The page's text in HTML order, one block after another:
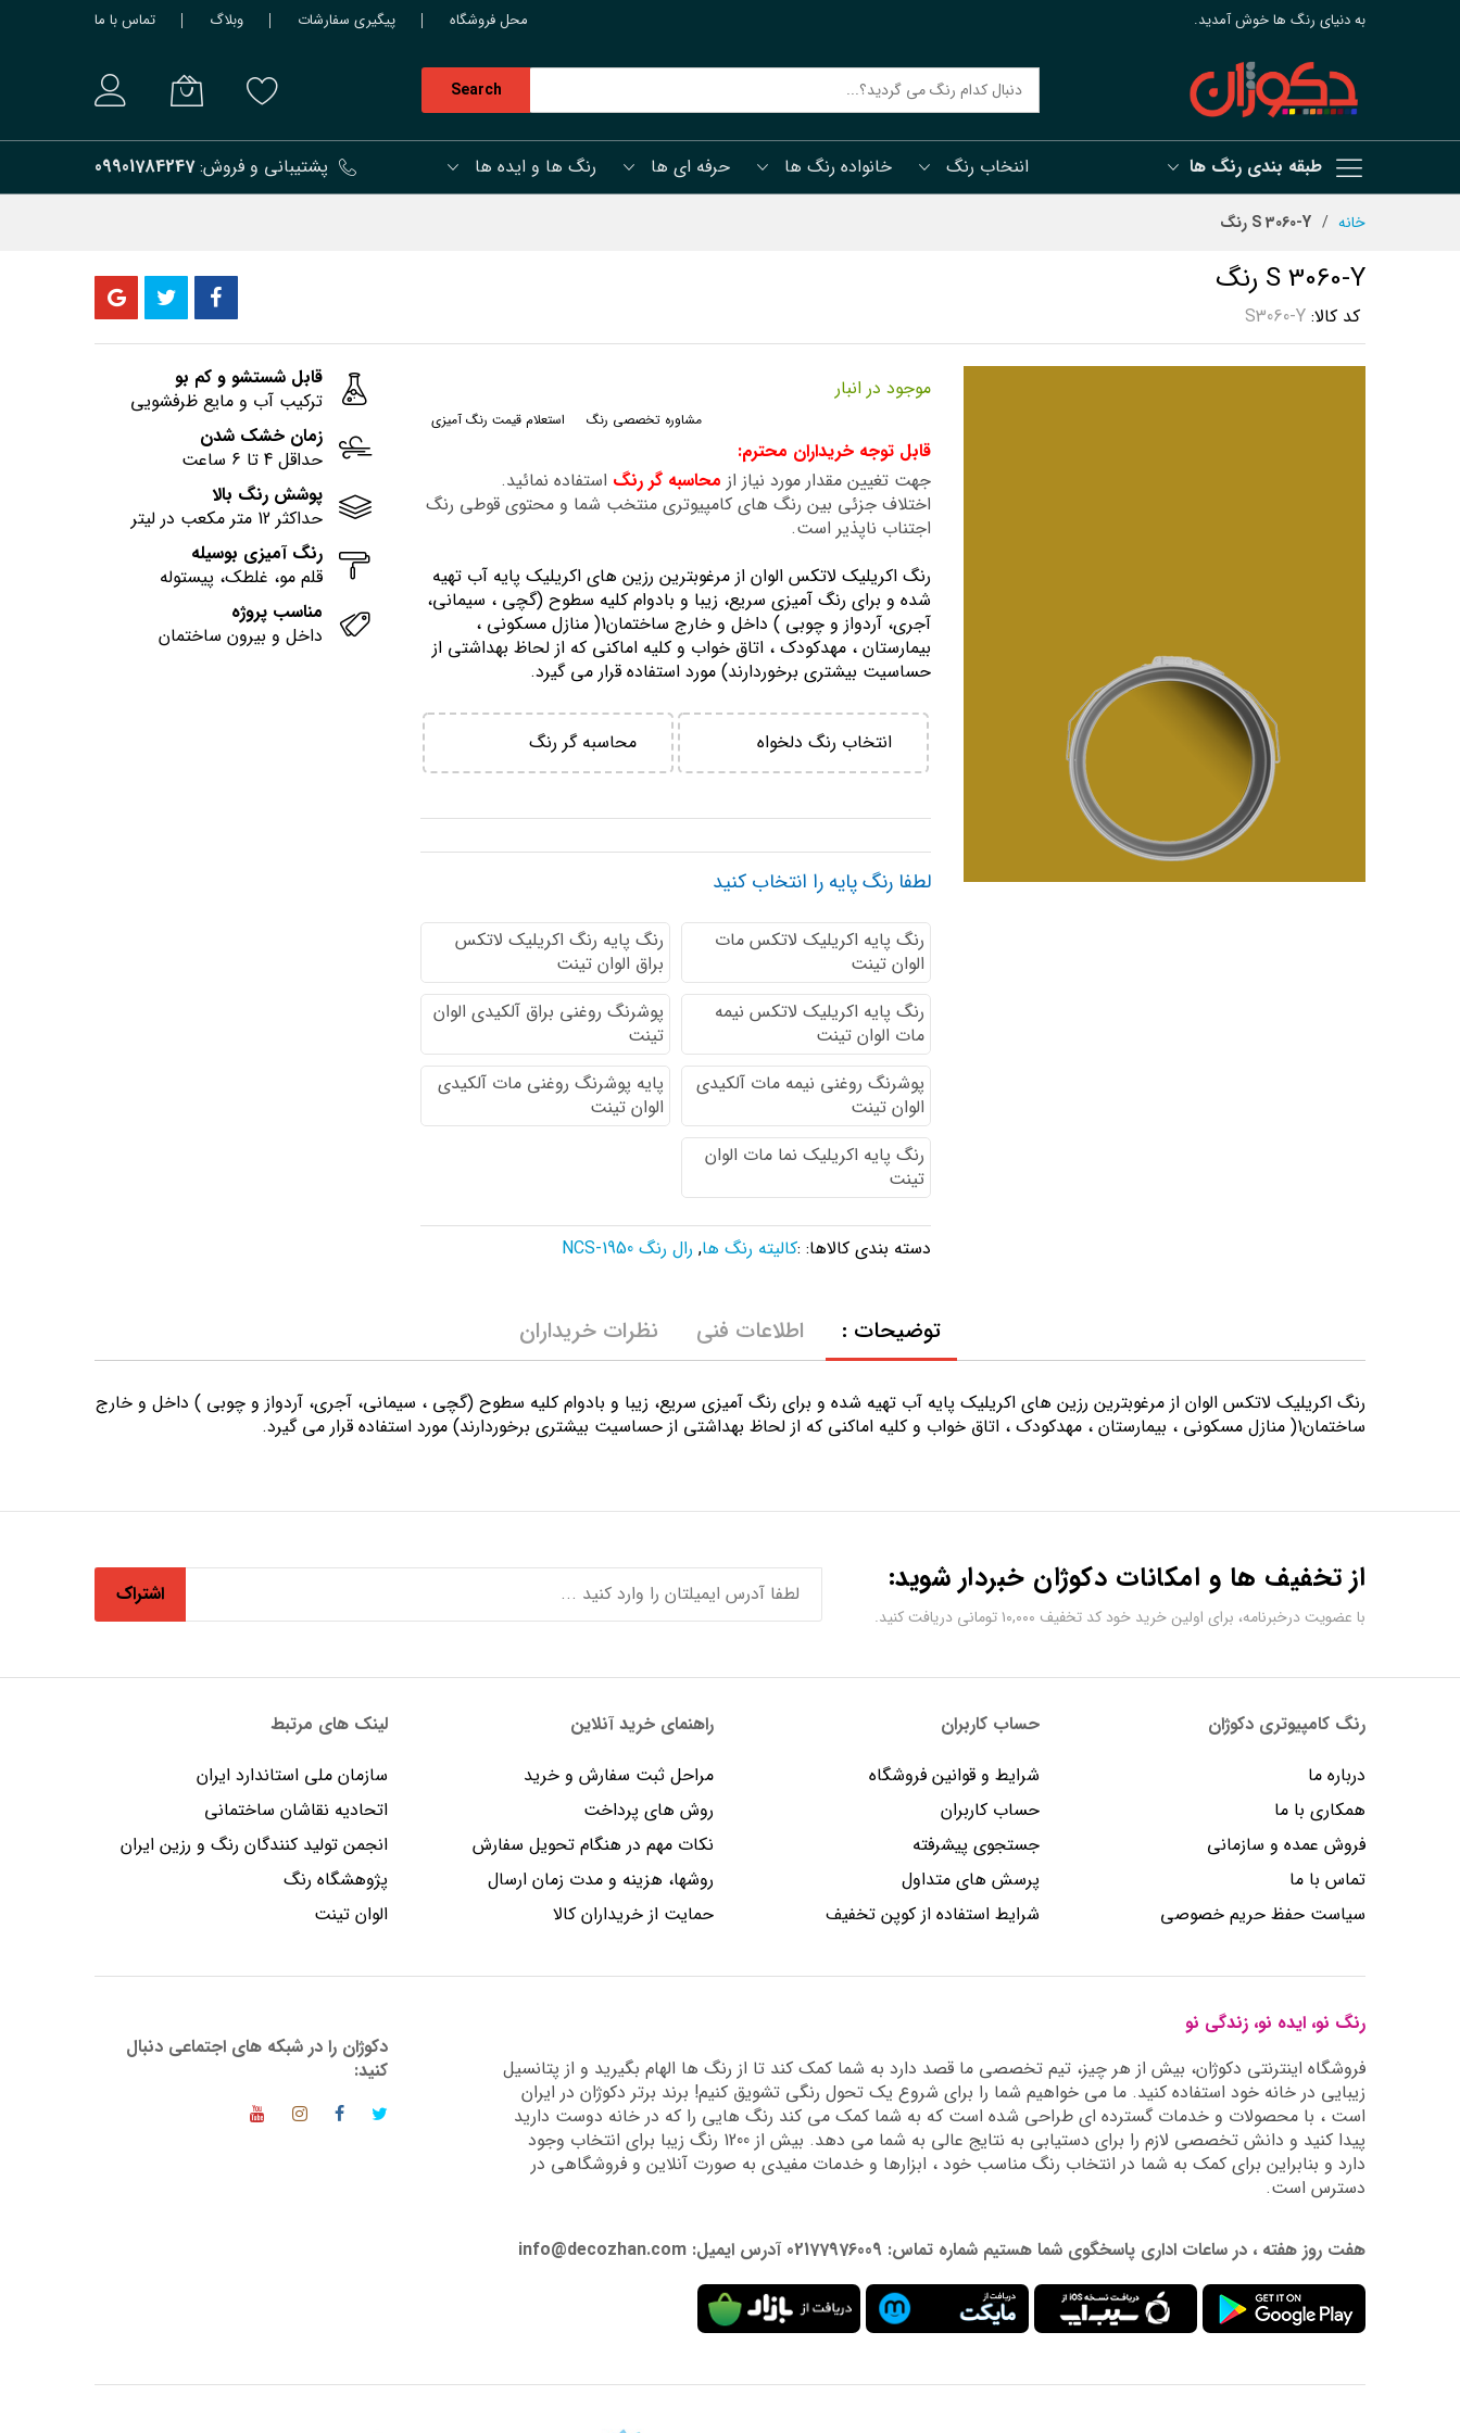
به دنیای رنگ ها خوش آمدید. محل فروشگاه پیگیری سفارشات وبلاگ تماس با ما
طبقه بندی رنگ ها
Search
اننخاب رنگ خانواده رنگ ها حرفه ای ها رنگ ها و ایده ها پشتیبانی و فروش:09901784247
خانه S 3060-Y رنگ
S 3060-Y رنگ
کد کالا S3060-Y
موجود در انبار
استعلام قیمت رنگ آمیزی مشاوره تخصصی رنگ
قابل توجه خریداران محترم:
جهت تغیین مقدار مورد نیاز از محاسبه گر رنگ استفاده نمائید.
اختلاف جزئی بین رنگ های کامپیوتری منتخب شما و محتوی قوطی رنگ
اجتناب ناپذیر است.
رنگ اكريليك لاتكس الوان از مرغوبترين رزين هاي اكريليك پايه آب تهيه
شده و برای رنگ آمیزی سریع، زیبا و بادوام کلیه سطوح (گچی ، سیمانی،
آجری، آردواز و چوبی ) داخل و خارج ساختمان1( منازل مسكوني ،
بيمارستان ، مهدكودك ، اتاق خواب و كليه اماكني كه از لحاظ بهداشتي از
حساسيت بيشتري برخوردارند) مورد استفاده قرار می گیرد.
انتخاب رنگ دلخواه محاسبه گر رنگ
لطفا رنگ پایه را انتخاب کنید
رنگ پایه اكريليك لاتكس مات
الوان تینت
رنگ پایه رنگ اكريليك لاتكس
براق الوان تینت
رنگ پایه اكريليك لاتكس نيمه
مات الوان تینت
پوشرنگ روغنی براق آلکیدی الوان
تینت
پوشرنگ روغنی نیمه مات آلکیدی
الوان تینت
پایه پوشرنگ روغنی مات آلکیدی
الوان تینت
رنگ پایه اکریلیک نما مات الوان
تینت
دسته بندی کالاها: :کالیته رنگ ها, رال رنگ NCS-1950
قابل شستشو و کم بو
ترکیب آب و مایع ظرفشویی
زمان خشک شدن
حداقل 4 تا 6 ساعت
پوشش رنگ بالا
حداکثر 12 متر مکعب در لیتر
رنگ آمیزی بوسیله
قلم مو، غلطک، پیستوله
مناسب پروژه
داخل و بیرون ساختمان
توضیحات :
رنگ اكريليك لاتكس الوان از مرغوبترين رزين هاي اكريليك پايه آب تهيه شده و برای رنگ آمیزی سریع، زیبا و بادوام کلیه سطوح (گچی ، سیمانی، آجری، آردواز و چوبی ) داخل و خارج
ساختمان1( منازل مسكوني ، بيمارستان ، مهدكودك ، اتاق خواب و كليه اماكني كه از لحاظ بهداشتي از حساسيت بيشتري برخوردارند) مورد استفاده قرار می گیرد.
اطلاعات فنی نظرات خریداران
از تخفیف ها و امکانات دکوژان خبردار شوید:
با عضویت درخبرنامه، برای اولین خرید خود کد تخفیف ۱۰,۰۰۰ تومانی دریافت کنید.
اشتراک
رنگ کامپیوتری دکوژان
درباره ما
همکاری با ما
فروش عمده و سازمانی
تماس با ما
سیاست حفظ حریم خصوصی
حساب کاربران
شرایط و قوانین فروشگاه
حساب کاربران
جستجوی پیشرفته
پرسش های متداول
شرایط استفاده از کوپن تخفیف
راهنمای خرید آنلاین
مراحل ثبت سفارش و خرید
روش های پرداخت
نکات مهم در هنگام تحویل سفارش
روشها، هزینه و مدت زمان ارسال
حمایت از خریداران کالا
لینک های مرتبط
سازمان ملی استاندارد ایران
اتحادیه نقاشان ساختمانی
انجمن توليد كنندگان رنگ و رزين ايران
پژوهشگاه رنگ
الوان تینت
رنگ نو، ایده نو، زندگی نو
فروشگاه اینترنتی دکوژان، بیش از هر چیز، تیم تخصصی ما قصد دارد به شما کمک کند تا از رنگ ها الهام بگیرید و از پتانسیل
زیبایی در خانه خود استفاده کنید. ما می خواهیم شما را برای شروع یک تحول رنگی تشویق کنیم! برند برتر دکوژان در ایران
است ، با محصولات و خدمات گسترده ای طراحی شده است که به شما کمک می کند رنگ هایی را که در خانه دوست دارید
پیدا کنید و دانش تخصصی لازم را برای دستیابی به نتایج عالی به شما می دهد. بیش از 1200 رنگ زیبا برای انتخاب وجود
دارد و بنابراین برای کمک به شما در انتخاب رنگ مناسب خود ، ابزارها و خدمات مفیدی به صورت آنلاین و فروشگاهی در
دسترس است.
هفت روز هفته ، در ساعات اداری پاسخگوی شما هستیم شماره تماس: 02177976009 آدرس ایمیل: info@decozhan.com
دکوژان را در شبکه های اجتماعی دنبال
کنید: